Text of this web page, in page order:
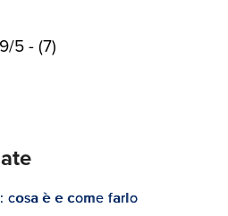
Trading online
Fondi SICAV
professionisti del settore
attraverso soluzioni di
For Web
5 - (7)
cosa è e come farlo